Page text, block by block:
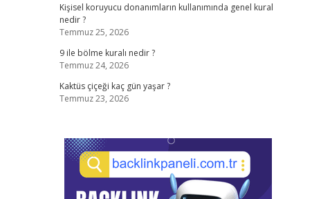
Kişisel koruyucu donanımların kullanımında genel kural
nedir ?
Temmuz 25, 2026
9 ile bölme kuralı nedir ?
Temmuz 24, 2026
Kaktüs çiçeği kaç gün yaşar ?
Temmuz 23, 2026